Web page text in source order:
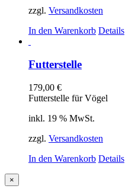
zzgl. Versandkosten
In den Warenkorb Details
Futterstelle
179,00 €
Futterstelle für Vögel
inkl. 19 % MwSt.
zzgl. Versandkosten
In den Warenkorb Details
Close
product
×